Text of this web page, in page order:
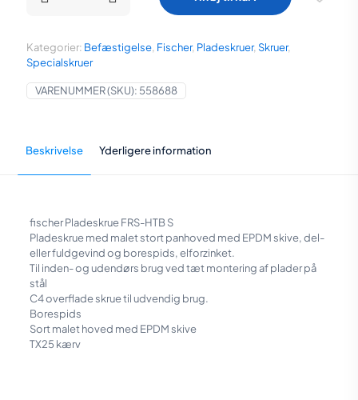
var:
er:
35
mm
torx
antal
VARENUMMER (SKU): 558688
Kategorier: Befæstigelse, Fischer, Pladeskruer, Skruer,
Specialskruer
Beskrivelse Yderligere information
fischer Pladeskrue FRS-HTB S
Pladeskrue med malet stort panhoved med EPDM skive, del-
eller fuldgevind og borespids, elforzinket.
Til inden- og udendørs brug ved tæt montering af plader på
stål
C4 overflade skrue til udvendig brug.
Borespids
Sort malet hoved med EPDM skive
TX25 kærv